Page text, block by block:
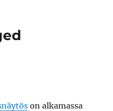
on alkamassa